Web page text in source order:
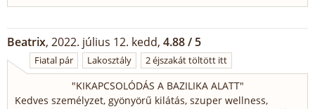
Beatrix, 2022. július 12. kedd, 4.88 / 5
Fiatal pár Lakosztály 2 éjszakát töltött itt
"KIKAPCSOLÓDÁS A BAZILIKA ALATT"
Kedves személyzet, gyönyörű kilátás, szuper wellness,